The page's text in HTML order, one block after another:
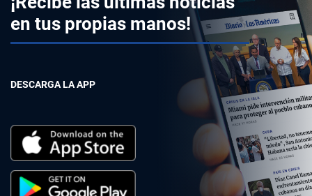
en tus propias manos!
DESCARGA LA APP